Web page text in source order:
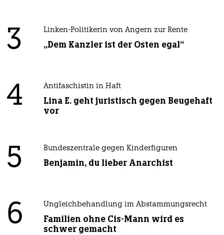
3 Linken-Politikerin von Angern zur Rente
„Dem Kanzler ist der Osten egal“
4 Antifaschistin in Haft
Lina E. geht juristisch gegen Beugehaft
vor
5 Bundeszentrale gegen Kinderfiguren
Benjamin, du lieber Anarchist
6 Ungleichbehandlung im Abstammungsrecht
Familien ohne Cis-Mann wird es
schwer gemacht